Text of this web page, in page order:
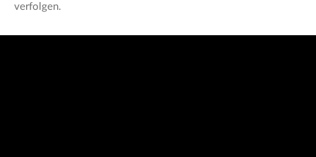
verfolgen.